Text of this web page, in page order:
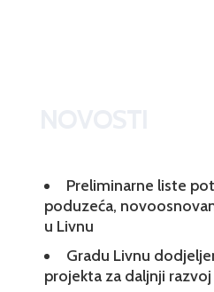
Preliminarne liste
poduzeća,
u Livnu
Gradu Livnu
projekta za daljnji razvoj